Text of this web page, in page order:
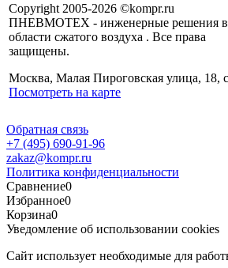
Copyright 2005-2026 ©kompr.ru
ПНЕВМОТЕХ - инженерные решения в
области сжатого воздуха . Все права
защищены.
Москва, Малая Пироговская улица, 18,
Посмотреть на карте
Обратная связь
+7 (495) 690-91-96
zakaz@kompr.ru
Политика конфиденциальности
Сравнение0
Избранное0
Корзина0
Уведомление об использовании cookies
Сайт использует необходимые для